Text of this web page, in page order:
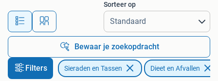
Alle afstanden…
Sorteer op
Bewaar je zoekopdracht
Filters Sieraden en Tassen Dieet en Afvallen